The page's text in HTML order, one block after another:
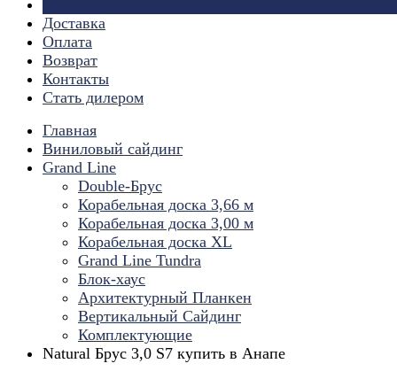
Доставка
Оплата
Возврат
Контакты
Стать дилером
Главная
Виниловый сайдинг
Grand Line
Double-Брус
Корабельная доска 3,66 м
Корабельная доска 3,00 м
Корабельная доска XL
Grand Line Tundra
Блок-хаус
Архитектурный Планкен
Вертикальный Сайдинг
Комплектующие
Natural Брус 3,0 S7 купить в Анапе